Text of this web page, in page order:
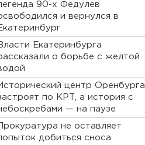
90-х Федулев
и вернулся в
Екатеринбурга
о борьбе с желтой
центр Оренбурга
по КРТ, а история с
— на паузе
Прокуратура не оставляет
добиться сноса